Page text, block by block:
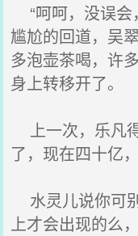
“呵呵，没误
尴尬的回道，吴
多泡壶茶喝，许
身上转移开了。
上一次，乐凡
了，现在四十亿
水灵儿说你可
上才会出现的么